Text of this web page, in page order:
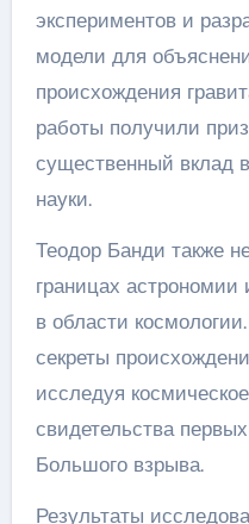
экспериментов и
модели для
происхождения
работы получили
существенный вклад
науки.
Теодор Банди также
границах
в области
секреты
исследуя
свидетельства
Большого взрыва.
Результаты